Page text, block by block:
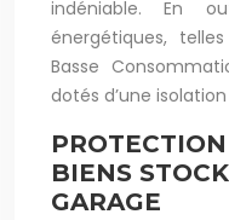
indéniable. En
énergétiques,
Basse
dotés d’une
BIENS
GARAGE